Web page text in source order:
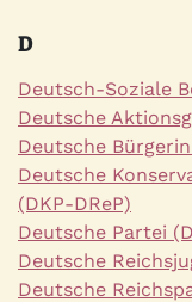
D
Deutsch-Soziale
Deutsche
Deutsche
Deutsche
(DKP-DReP)
Deutsche Partei
Deutsche
Deutsche